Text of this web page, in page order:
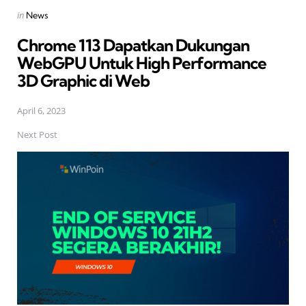
Posted
in News
Chrome 113 Dapatkan Dukungan
WebGPU Untuk High Performance
3D Graphic di Web
April 6, 2023
Next Post